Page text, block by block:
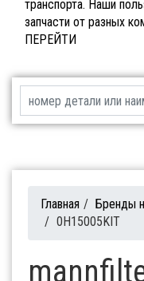
транспорта. Наши
запчасти от разных
ПЕРЕЙТИ
Главная / Бренды
/ 0H15005KIT